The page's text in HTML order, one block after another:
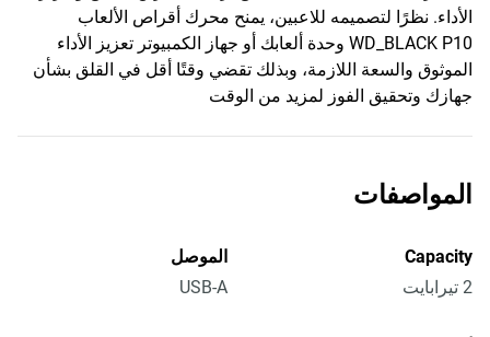
الأداء. نظرًا لتصميمه للاعبين، يمنح محرك أقراص الألعاب
WD_BLACK P10 وحدة ألعابك أو جهاز الكمبيوتر تعزيز الأداء
الموثوق والسعة اللازمة، وبذلك تقضي وقتًا أقل في القلق بشأن
جهازك وتحقيق الفوز لمزيد من الوقت
المواصفات
Capacity
2 تيرابايت
الموصل
USB-A